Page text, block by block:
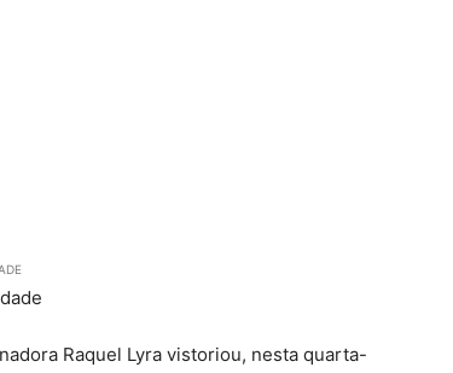
Raquel Lyra vistoriou, nesta quarta-